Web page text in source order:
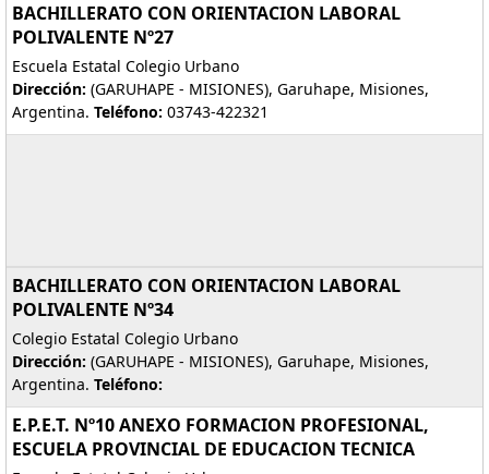
BACHILLERATO CON ORIENTACION LABORAL
POLIVALENTE Nº27
Escuela Estatal Colegio Urbano
Dirección: (GARUHAPE - MISIONES), Garuhape, Misiones,
Argentina. Teléfono: 03743-422321
BACHILLERATO CON ORIENTACION LABORAL
POLIVALENTE Nº34
Colegio Estatal Colegio Urbano
Dirección: (GARUHAPE - MISIONES), Garuhape, Misiones,
Argentina. Teléfono:
E.P.E.T. Nº10 ANEXO FORMACION PROFESIONAL,
ESCUELA PROVINCIAL DE EDUCACION TECNICA